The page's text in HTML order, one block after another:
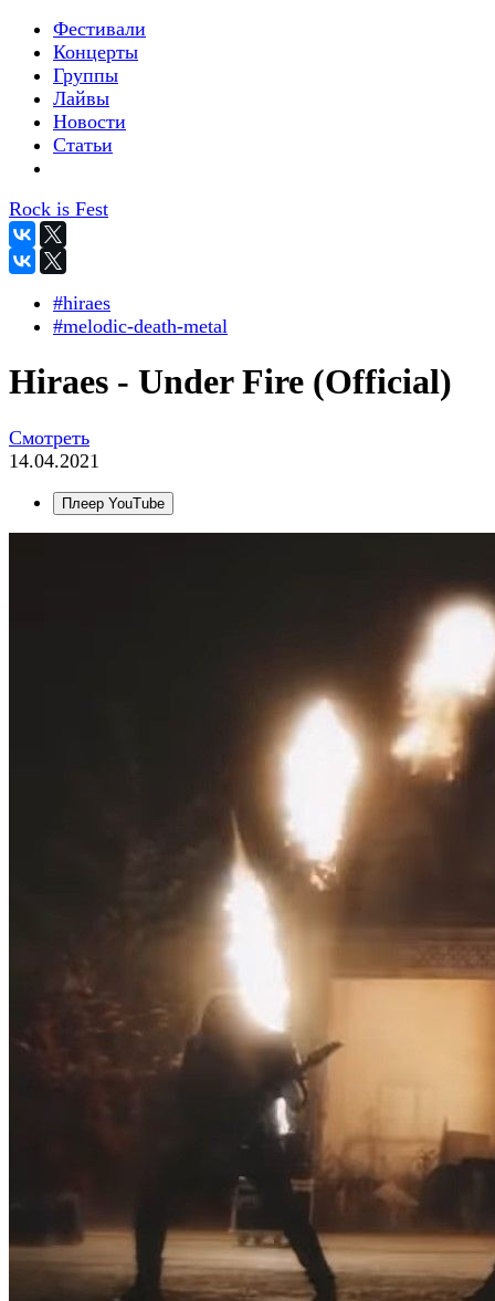
Фестивали
Концерты
Группы
Лайвы
Новости
Статьи
Rock is Fest
#hiraes
#melodic-death-metal
Hiraes - Under Fire (Official)
Смотреть
14.04.2021
Плеер YouTube